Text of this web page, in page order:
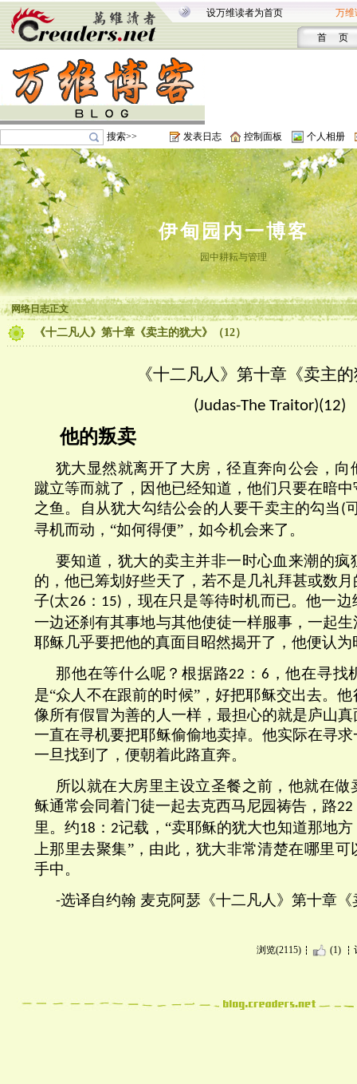
设万维读者为首页 万维
首 页
搜索>> 发表日志 控制面板 个人相册
伊甸园内一博客
园中耕耘与管理
网络日志正文
《十二凡人》第十章《卖主的犹大》（12）
《十二凡人》第十章《卖主
(Judas-The Traitor)(12)
他的叛卖
犹大显然就离开了大房，径直奔向公会，向
蹴立等而就了，因他已经知道，他们只要在暗
之鱼。自从犹大勾结公会的人要干卖主的勾当 (
寻机而动，“如何得便”，如今机会来了。
要知道，犹大的卖主并非一时心血来潮的疯
的，他已筹划好些天了，若不是几礼拜甚或数
子(太26 ： 15) ，现在只是等待时机而已。他一
一边还刹有其事地与其他使徒一样服事，一起
耶稣几乎要把他的真面目昭然揭开了，他便认为
那他在等什么呢？根据路22 ： 6 ，他在寻
是“众人不在跟前的时候”，好把耶稣交出去。
像所有假冒为善的人一样，最担心的就是庐山
一直在寻机要把耶稣偷偷地卖掉。他实际在寻
一旦找到了，便朝着此路直奔。
所以就在大房里主设立圣餐之前，他就在
稣通常会同着门徒一起去克西马尼园祷告，路22
里。约18 ： 2记载，“卖耶稣的犹大也知道那地
上那里去聚集”，由此，犹大非常清楚在哪里
手中。
-选译自约翰 麦克阿瑟《十二凡人》第十章《
浏览(2115) (1)